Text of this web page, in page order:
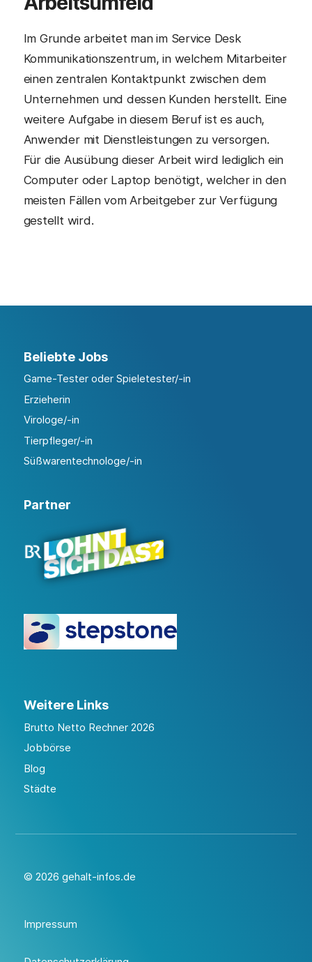
Im Grunde arbeitet man im Service Desk
Kommunikationszentrum, in welchem Mitarbeiter
einen zentralen Kontaktpunkt zwischen dem
Unternehmen und dessen Kunden herstellt. Eine
weitere Aufgabe in diesem Beruf ist es auch,
Anwender mit Dienstleistungen zu versorgen.
Für die Ausübung dieser Arbeit wird lediglich ein
Computer oder Laptop benötigt, welcher in den
meisten Fällen vom Arbeitgeber zur Verfügung
gestellt wird.
Beliebte Jobs
Game-Tester oder Spieletester/-in
Erzieherin
Virologe/-in
Tierpfleger/-in
Süßwarentechnologe/-in
Partner
Weitere Links
Brutto Netto Rechner 2026
Jobbörse
Blog
Städte
© 2026 gehalt-infos.de
Impressum